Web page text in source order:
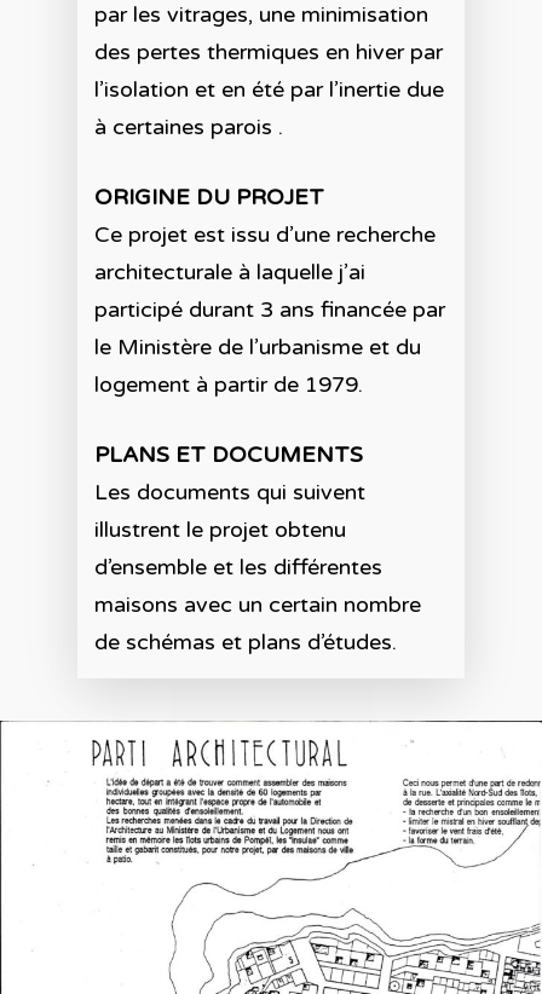
par les vitrages, une minimisation
des pertes thermiques en hiver par
l’isolation et en été par l’inertie due
à certaines parois .
ORIGINE DU PROJET
Ce projet est issu d’une recherche
architecturale à laquelle j’ai
participé durant 3 ans financée par
le Ministère de l’urbanisme et du
logement à partir de 1979.
PLANS ET DOCUMENTS
Les documents qui suivent
illustrent le projet obtenu
d’ensemble et les différentes
maisons avec un certain nombre
de schémas et plans d’études.